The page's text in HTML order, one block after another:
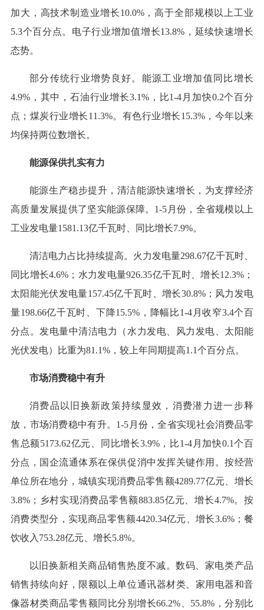
加大，高技术制造业增长10.0%，高于全部规模以上工业
5.3个百分点。电子行业增加值增长13.8%，延续快速增长
态势。
部分传统行业增势良好。能源工业增加值同比增长
4.9%，其中，石油行业增长3.1%，比1-4月加快0.2个百分
点；煤炭行业增长11.3%。有色行业增长15.3%，今年以来
均保持两位数增长。
能源保供扎实有力
能源生产稳步提升，清洁能源快速增长，为支撑经济
高质量发展提供了坚实能源保障。1-5月份，全省规模以上
工业发电量1581.13亿千瓦时、同比增长7.9%。
清洁电力占比持续提高。火力发电量298.67亿千瓦时、
同比增长4.6%；水力发电量926.35亿千瓦时、增长12.3%；
太阳能光伏发电量157.45亿千瓦时、增长30.8%；风力发电
量198.66亿千瓦时、下降15.5%，降幅比1-4月收窄3.4个百
分点。发电量中清洁电力（水力发电、风力发电、太阳能
光伏发电）比重为81.1%，较上年同期提高1.1个百分点。
市场消费稳中有升
消费品以旧换新政策持续显效，消费潜力进一步释
放，市场消费稳中有升。1-5月份，全省实现社会消费品零
售总额5173.62亿元、同比增长3.9%，比1-4月加快0.1个百
分点，国企流通体系在保供促消中发挥关键作用。按经营
单位所在地分，城镇实现消费品零售额4289.77亿元、增长
3.8%；乡村实现消费品零售额883.85亿元、增长4.7%。按
消费类型分，实现商品零售额4420.34亿元、增长3.6%；餐
饮收入753.28亿元、增长5.8%。
以旧换新相关商品销售热度不减。数码、家电类产品
销售持续向好，限额以上单位通讯器材类、家用电器和音
像器材类商品零售额同比分别增长66.2%、55.8%，分别比